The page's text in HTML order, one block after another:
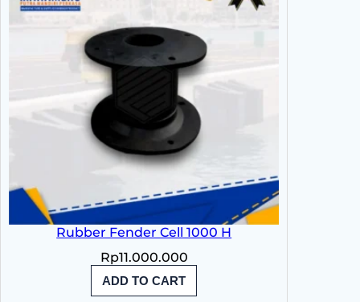
Rubber Fender Cell 1000 H
Rp11.000.000
ADD TO CART